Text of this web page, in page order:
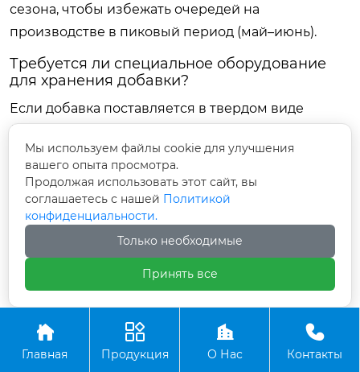
сезона, чтобы избежать очередей на
производстве в пиковый период (май–июнь).
Требуется ли специальное оборудование
для хранения добавки?
Если добавка поставляется в твердом виде
(гранулы/блоки), достаточно сухого складского
помещения с защитой от влаги. Срок хранения
составляет до 24 месяцев. Если вы заказываете
готовый полимербитум (жидкий вид), требуются
емкости с подогревом и системой медленного
перемешивания, чтобы предотвратить
расслоение фаз. Хранение жидкого
модифицированного битума не рекомендуется
дольше 7–10 дней без циркуляции.
Влияет ли добавка на цвет асфальта?

Главная

Продукция

О Нас

Контакты
Мы используем файлы cookie для улучшения
вашего опыта просмотра.
Продолжая использовать этот сайт, вы
соглашаетесь с нашей Политикой
конфиденциальности.
Только необходимые
Принять все